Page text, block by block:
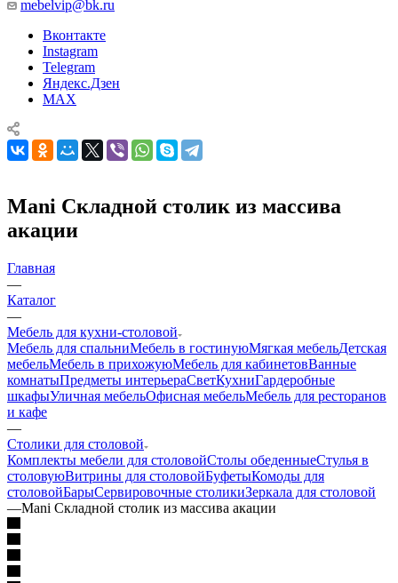
mebelvip@bk.ru
Вконтакте
Instagram
Telegram
Яндекс.Дзен
MAX
Mani Складной столик из массива
акации
Главная
—
Каталог
—
Мебель для кухни-столовой
Мебель для спальниМебель в гостинуюМягкая мебельДетская
мебельМебель в прихожуюМебель для кабинетовВанные
комнатыПредметы интерьераСветКухниГардеробные
шкафыУличная мебельОфисная мебельМебель для ресторанов
и кафе
—
Столики для столовой
Комплекты мебели для столовойСтолы обеденныеСтулья в
столовуюВитрины для столовойБуфетыКомоды для
столовойБарыСервировочные столикиЗеркала для столовой
—Mani Складной столик из массива акации